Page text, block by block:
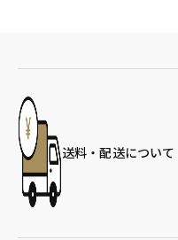
送料・配送について